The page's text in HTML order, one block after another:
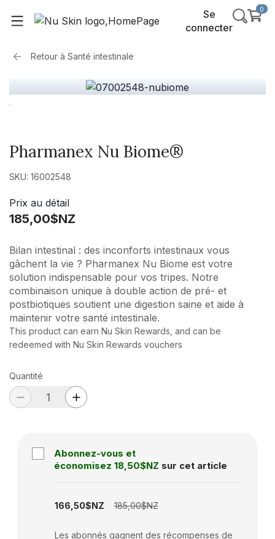
Se
connecter
0
Retour à Santé intestinale
Pharmanex Nu Biome®
SKU: 16002548
Prix au détail
185,00$NZ
Bilan intestinal : des inconforts intestinaux vous
gâchent la vie ? Pharmanex Nu Biome est votre
solution indispensable pour vos tripes. Notre
combinaison unique à double action de pré- et
postbiotiques soutient une digestion saine et aide à
maintenir votre santé intestinale.
This product can earn Nu Skin Rewards, and can be
redeemed with Nu Skin Rewards vouchers
Quantité
Abonnez-vous et
économisez 18,50$NZ sur cet article
166,50$NZ 185,00$NZ
Les abonnés gagnent des récompenses de